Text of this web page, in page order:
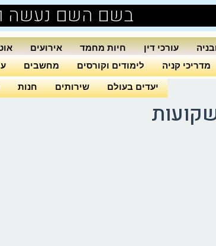
בשם השם נעשה
עורכי דין חיות מחמד אירועים
מדריכי קניה לימודים וקורסים מחשבים
יעדים בעולם שירותים חנות